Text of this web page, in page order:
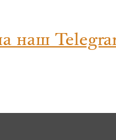
наш